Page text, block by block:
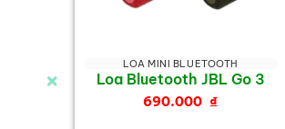
LOA MINI BLUETOOTH
Loa Bluetooth JBL Go 3
690.000 ₫